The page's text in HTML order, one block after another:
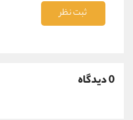
ثبت نظر
0 دیدگاه